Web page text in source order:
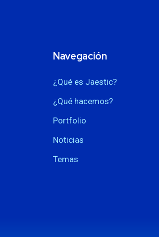
Navegación
¿Qué es Jaestic?
¿Qué hacemos?
Portfolio
Noticias
Temas